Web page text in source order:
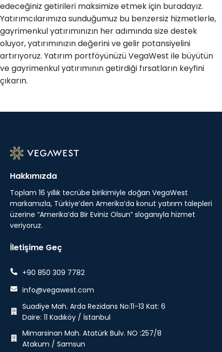
edeceğiniz getirileri maksimize etmek için buradayız.
Yatırımcılarımıza sunduğumuz bu benzersiz hizmetlerle,
gayrimenkul yatırımınızın her adımında size destek
oluyor, yatırımınızın değerini ve gelir potansiyelini
artırıyoruz. Yatırım portföyünüzü VegaWest ile büyütün
ve gayrimenkul yatırımının getirdiği fırsatların keyfini
çıkarın.
Hakkımızda
Toplam 16 yıllık tecrübe birikimiyle doğan VegaWest
markamızla, Türkiye’den Amerika’da konut yatırım talepleri
üzerine “Amerika’da Bir Eviniz Olsun” sloganıyla hizmet
veriyoruz.
İletişime Geç
+90 850 309 7782
info@vegawest.com
Suadiye Mah. Arda Rezidans No:11-13 Kat: 6
Daire: 11 Kadıköy / İstanbul
Mimarsinan Mah. Atatürk Bulv. NO :257/8
Atakum / Samsun